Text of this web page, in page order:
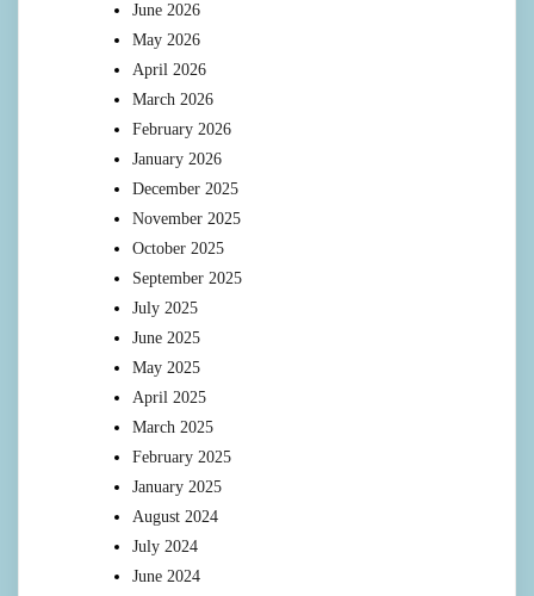
June 2026
May 2026
April 2026
March 2026
February 2026
January 2026
December 2025
November 2025
October 2025
September 2025
July 2025
June 2025
May 2025
April 2025
March 2025
February 2025
January 2025
August 2024
July 2024
June 2024